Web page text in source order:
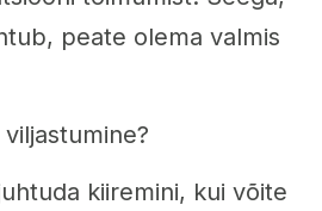
peate olema valmis
kiiremini, kui võite